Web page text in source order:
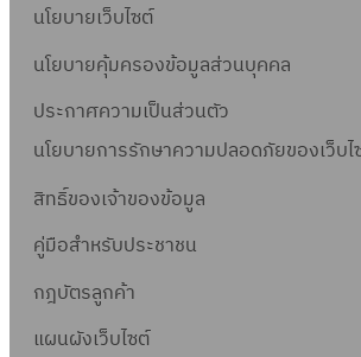
นโยบายเว็บไซต์
นโยบายคุ้มครองข้อมูลส่วนบุคคล
ประกาศความเป็นส่วนตัว
นโยบายการรักษาความปลอดภัยของเว็บไ
สิทธิ์ของเจ้าของข้อมูล
คู่มือสำหรับประชาชน
กฎบัตรลูกค้า
แผนผังเว็บไซต์